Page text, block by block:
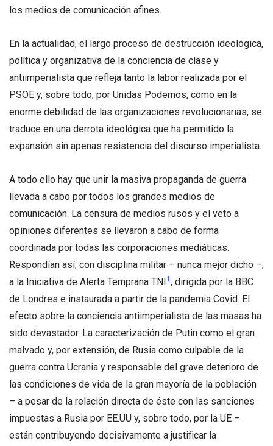
los medios de comunicación afines.
En la actualidad, el largo proceso de destrucción ideológica,
política y organizativa de la conciencia de clase y
antiimperialista que refleja tanto la labor realizada por el
PSOE y, sobre todo, por Unidas Podemos, como en la
enorme debilidad de las organizaciones revolucionarias, se
traduce en una derrota ideológica que ha permitido la
expansión sin apenas resistencia del discurso imperialista.
A todo ello hay que unir la masiva propaganda de guerra
llevada a cabo por todos los grandes medios de
comunicación. La censura de medios rusos y el veto a
opiniones diferentes se llevaron a cabo de forma
coordinada por todas las corporaciones mediáticas.
Respondían así, con disciplina militar – nunca mejor dicho –,
a la Iniciativa de Alerta Temprana TNI 1 , dirigida por la BBC
de Londres e instaurada a partir de la pandemia Covid. El
efecto sobre la conciencia antiimperialista de las masas ha
sido devastador. La caracterización de Putin como el gran
malvado y, por extensión, de Rusia como culpable de la
guerra contra Ucrania y responsable del grave deterioro de
las condiciones de vida de la gran mayoría de la población
– a pesar de la relación directa de éste con las sanciones
impuestas a Rusia por EE.UU y, sobre todo, por la UE –
están contribuyendo decisivamente a justificar la